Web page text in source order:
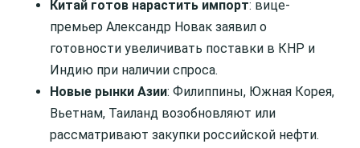
Китай готов нарастить импорт: вице-
премьер Александр Новак заявил о
готовности увеличивать поставки в КНР и
Индию при наличии спроса.
Новые рынки Азии: Филиппины, Южная Корея,
Вьетнам, Таиланд возобновляют или
рассматривают закупки российской нефти.